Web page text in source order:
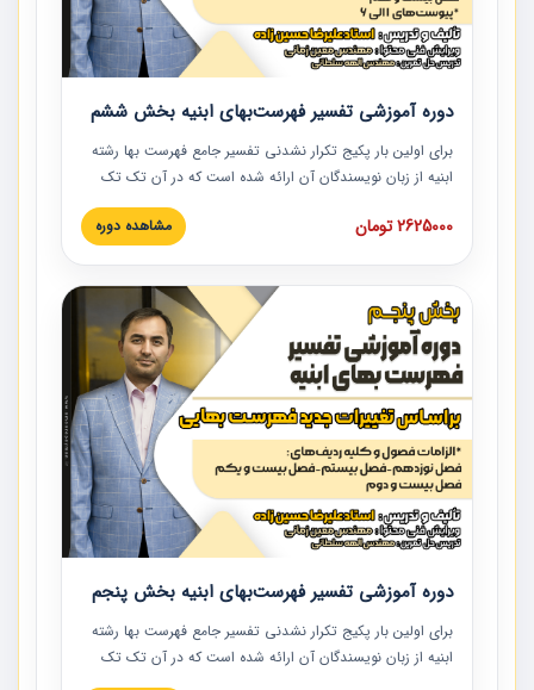
دوره آموزشی تفسیر فهرست‌بهای ابنیه بخش ششم
برای اولین بار پکیج تکرار نشدنی تفسیر جامع فهرست بها رشته
ابنیه از زبان نویسندگان آن ارائه شده است که در آن تک تک
ردیف ها و مطالب فهرست بها تفسیر و ارائه شده است. این
دوره به صورت کامل تصویری بوده و به همراه تصاویر عملیات
دوره با کلام مهندس علیرضاحسین‌زاده مدیر پروژه مهندسی
مشاور در امر بازنگری فهرست بها رشته ابنیه ارائه شده و به تمام
همکارانی که در حوزه صنعت ساخت در حال فعالیت هستند حتما
توصیه می کنیم از مطالب این دوره استفاده نمایند.
2625000 تومان مشاهده دوره
دوره آموزشی تفسیر فهرست‌بهای ابنیه بخش پنجم
برای اولین بار پکیج تکرار نشدنی تفسیر جامع فهرست بها رشته
ابنیه از زبان نویسندگان آن ارائه شده است که در آن تک تک
ردیف ها و مطالب فهرست بها تفسیر و ارائه شده است. این